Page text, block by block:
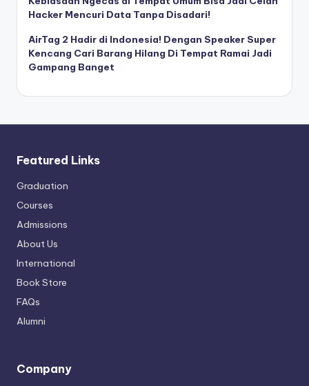
Hacker Mencuri Data Tanpa Disadari!
AirTag 2 Hadir di Indonesia! Dengan Speaker Super
Kencang Cari Barang Hilang Di Tempat Ramai Jadi
Gampang Banget
Featured Links
Graduation
Courses
Admissions
About Us
International
Book Store
FAQs
Alumni
Company